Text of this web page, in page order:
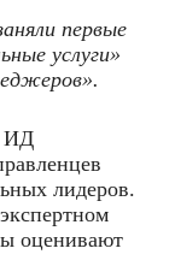
первые
услуги»
ИД
лидеров.
оценивают